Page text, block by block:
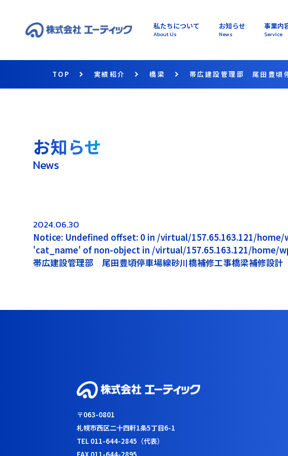
私たちについて
About Us
お知らせ
News
事業内
Service
TOP 実績紹介 橋梁 帯広建設管理部 尾田豊頃
お知らせ
News
2024.06.30
Notice: Undefined offset: 0 in /virtual/157.65.163.121/
'cat_name' of non-object in /virtual/157.65.163.121/home/
帯広建設管理部 尾田豊頃停車場線砂川橋補修工事橋梁補修設計
〒063-0801
札幌市西区二十四軒1条5丁目6-1
TEL 011-644-2845（代表）